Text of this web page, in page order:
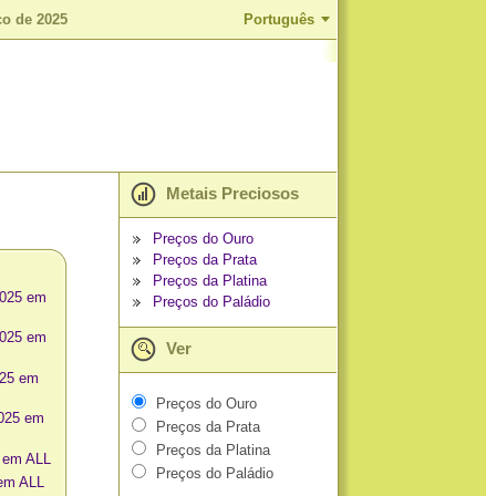
de 2025 Português
em
em
em
em
ALL
ALL
Metais Preciosos
Preços do Ouro
Preços da Prata
Preços da Platina
Preços do Paládio
Ver
Preços do Ouro
Preços da Prata
Preços da Platina
Preços do Paládio